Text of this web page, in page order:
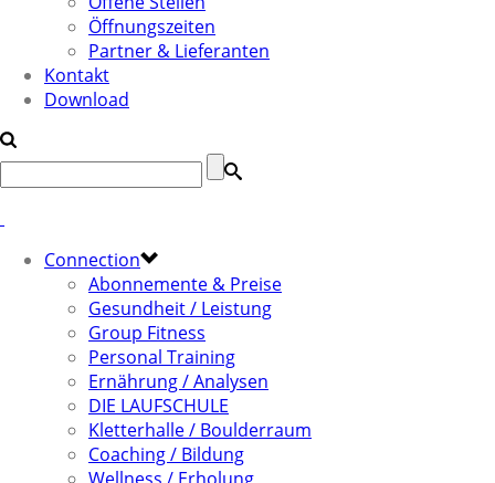
Öffnungszeiten
Partner & Lieferanten
Kontakt
Download
Connection
Abonnemente & Preise
Gesundheit / Leistung
Group Fitness
Personal Training
Ernährung / Analysen
DIE LAUFSCHULE
Kletterhalle / Boulderraum
Coaching / Bildung